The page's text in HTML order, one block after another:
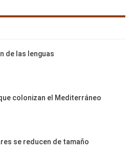
de las lenguas
colonizan el Mediterráneo
se reducen de tamaño